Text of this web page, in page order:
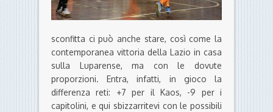
sconfitta ci può anche stare, così come la
contemporanea vittoria della Lazio in casa
sulla Luparense, ma con le dovute
proporzioni. Entra, infatti, in gioco la
differenza reti: +7 per il Kaos, -9 per i
capitolini, e qui sbizzarritevi con le possibili